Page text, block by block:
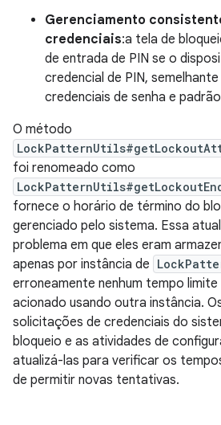
Gerenciamento
credenciais:a tela de
de entrada de PIN se o
credencial de PIN,
credenciais de senha e
O método
foi renomeado como
fornece o horário de término do
gerenciado pelo sistema. Essa
problema em que eles eram
apenas por instância de
erroneamente nenhum tempo
acionado usando outra instância.
solicitações de credenciais do
bloqueio e as atividades de
atualizá-las para verificar os
de permitir novas tentativas.